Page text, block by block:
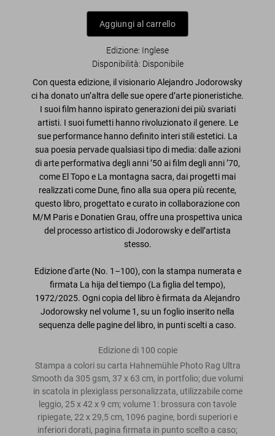
Aggiungi al carrello
Edizione: Inglese
Disponibilità: Disponibile
Con questa edizione, il visionario Alejandro Jodorowsky
ci ha donato un’altra delle sue opere d’arte pioneristiche.
I suoi film hanno ispirato generazioni dei più svariati
artisti. I suoi fumetti hanno rivoluzionato il genere. Le
sue performance hanno definito interi stili estetici. La
sua poesia pervade qualsiasi tipo di media: dalle azioni
di arte performativa degli anni ’50 ai film degli anni ’70,
come El Topoe La montagna sacra, dai progetti mai
realizzati come Dune, fino alla sua opera più recente,
questo libro, progettato e curato in collaborazione con
M/M Paris e Donatien Grau, offre una prospettiva unica
del processo artistico di Jodorowsky e dell’artista
stesso.
Edizione d'arte (No. 1–100), con la stampa numerata e
firmata La hija del tiempo (La figlia del tempo),
1972/2025. Ogni copia del libro è firmata da Alejandro
Jodorowsky nel volume 1, su un foglio inserito nella
sequenza delle pagine del libro, in punti scelti a caso.
Edizione di 100 copie
Stampa a colori su carta Hahnemühle Photo Rag Ultra
Smooth da 305 gsm, 37 x 63 cm, in portfolio; due volumi
in scatola in plexiglass personalizzata, utilizzabile come
leggio, 25 x 42 x 9 cm; volume 1: brossura con tavole
ripiegate, 22 x 29,5 cm, 1096 pagine, bordi superiori e
inferiori dorati, pagina firmata in punto scelto a caso;